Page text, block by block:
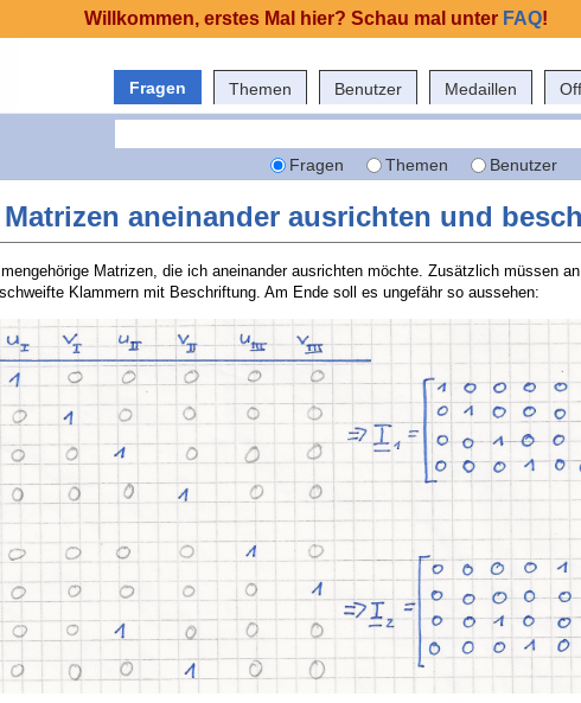
Fragen Themen Benutzer Medaillen
Fragen Themen Benutzer
aneinander ausrichten und
Matrizen, die ich aneinander ausrichten möchte. Zusätzlich müssen
Klammern mit Beschriftung. Am Ende soll es ungefähr so aussehen:
Willkommen, erstes Mal hier? Schau mal unter FAQ!